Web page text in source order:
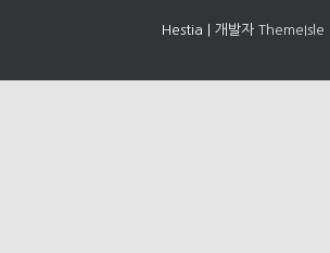
Hestia | 개발자 ThemeIsle